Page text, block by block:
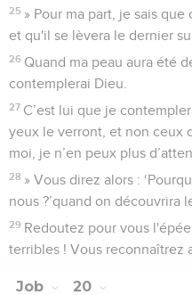
25 » Pour ma part, je sais
et qu'il se lèvera le dernier
26 Quand ma peau aura été
contemplerai Dieu.
27 C’est lui que je
yeux le verront, et non ceux
moi, je n’en peux plus
28 » Vous direz alors :
nous ?’quand on découvrira
29 Redoutez pour vous
terribles ! Vous reconnaîtrez
Job 20